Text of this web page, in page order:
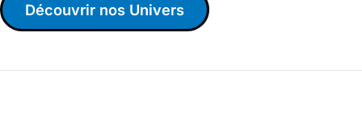
Découvrir nos Univers